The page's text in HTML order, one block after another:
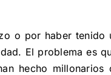
o por haber tenido
El problema es
hecho